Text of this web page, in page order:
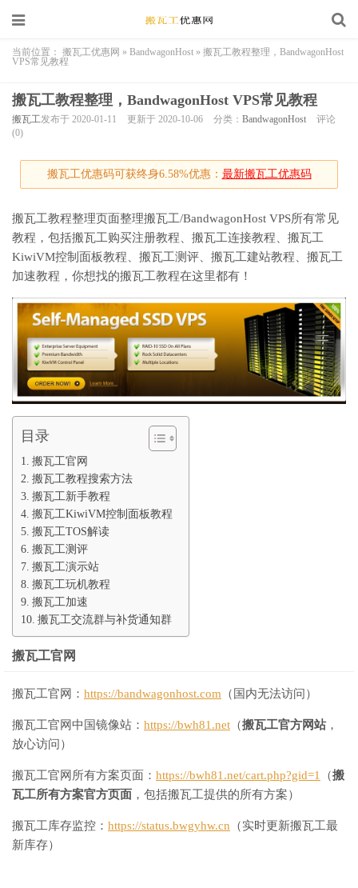
当前位置： 搬瓦工优惠网 » BandwagonHost » 搬瓦工教程整理，BandwagonHost
VPS常见教程
搬瓦工教程整理，BandwagonHost VPS常见教程
搬瓦工发布于 2020-01-11 更新于 2020-10-06 分类： BandwagonHost
评论
(0)
搬瓦工优惠码可获终身6.58%优惠： 最新搬瓦工优惠码
搬瓦工教程整理页面整理搬瓦工/BandwagonHost VPS所有常见
教程，包括搬瓦工购买注册教程、搬瓦工连接教程、搬瓦工
KiwiVM控制面板教程、搬瓦工测评、搬瓦工建站教程、搬瓦工
加速教程，你想找的搬瓦工教程在这里都有！
目录
搬瓦工官网
搬瓦工教程搜索方法
搬瓦工新手教程
搬瓦工KiwiVM控制面板教程
搬瓦工TOS解读
搬瓦工测评
搬瓦工演示站
搬瓦工玩机教程
搬瓦工加速
搬瓦工交流群与补货通知群
搬瓦工官网
搬瓦工官网： https://bandwagonhost.com （国内无法访问）
搬瓦工官网中国镜像站： https://bwh81.net （搬瓦工官方网站，
放心访问）
搬瓦工官网所有方案页面： https://bwh81.net/cart.php?gid=1 （搬
瓦工所有方案官方页面 ，包括搬瓦工提供的所有方案）
搬瓦工库存监控： https://status.bwgyhw.cn （实时更新搬瓦工最
新库存）